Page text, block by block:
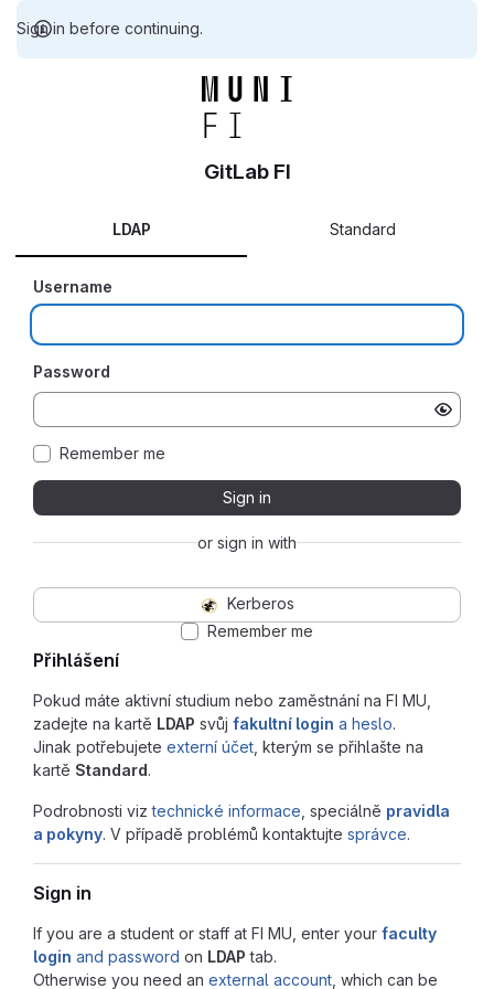
Sign in before continuing.
Přihlášení
Pokud máte aktivní studium nebo zaměstnání na FI MU,
zadejte na kartě LDAP svůj fakultní login a heslo.
Jinak potřebujete externí účet , kterým se přihlašte na
kartě Standard.
Podrobnosti viztechnické informace , speciálně pravidla
a pokyny. V případě problémů kontaktujte správce.
Sign in
If you are a student or staff at FI MU, enter your faculty
login and password on LDAP tab.
Otherwise you need an external account , which can be
GitLab FI
LDAP Standard
Username
Password
Remember me
Sign in
or sign in with
Kerberos
Remember me